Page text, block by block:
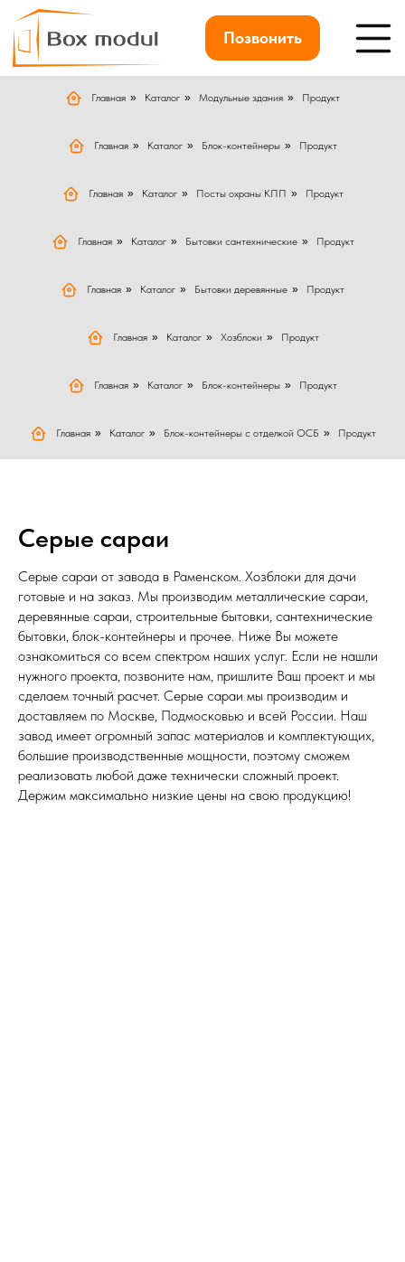
Позвонить
Главная » Каталог » Модульные здания » Продукт
Главная » Каталог » Блок-контейнеры » Продукт
Главная » Каталог » Посты охраны КПП » Продукт
Главная » Каталог » Бытовки сантехнические » Продукт
Главная » Каталог » Бытовки деревянные » Продукт
Главная » Каталог » Хозблоки » Продукт
Главная » Каталог » Блок-контейнеры » Продукт
Главная » Каталог » Блок-контейнеры с отделкой ОСБ » Продукт
Серые сараи
Серые сараи от завода в Раменском. Хозблоки для дачи
готовые и на заказ. Мы производим металлические сараи,
деревянные сараи, строительные бытовки, сантехнические
бытовки, блок-контейнеры и прочее. Ниже Вы можете
ознакомиться со всем спектром наших услуг. Если не нашли
нужного проекта, позвоните нам, пришлите Ваш проект и мы
сделаем точный расчет. Серые сараи мы производим и
доставляем по Москве, Подмосковью и всей России. Наш
завод имеет огромный запас материалов и комплектующих,
большие производственные мощности, поэтому сможем
реализовать любой даже технически сложный проект.
Держим максимально низкие цены на свою продукцию!